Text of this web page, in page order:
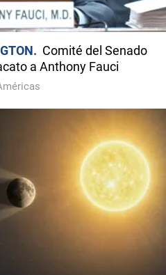
Comité del Senado
a Anthony Fauci